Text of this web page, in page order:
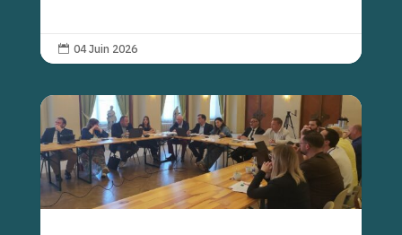
 04 Juin 2026